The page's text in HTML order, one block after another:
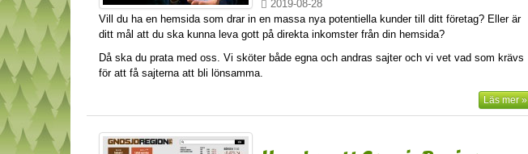
2019-08-28
Vill du ha en hemsida som drar in en massa nya potentiella kunder till ditt företag? Eller är
ditt mål att du ska kunna leva gott på direkta inkomster från din hemsida?
Då ska du prata med oss. Vi sköter både egna och andras sajter och vi vet vad som krävs
för att få sajterna att bli lönsamma.
Läs mer »